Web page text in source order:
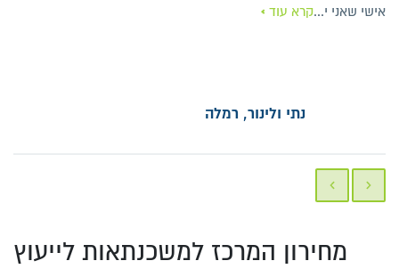
אישי שאני י...קרא עוד
נתי ולינור, רמלה
מחירון המרכז למשכנתאות לייעוץ